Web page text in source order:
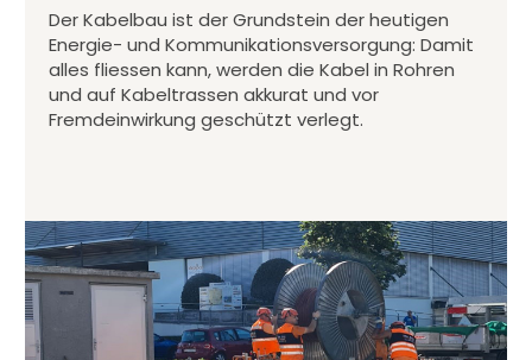
Der Kabelbau ist der Grundstein der heutigen
Energie- und Kommunikationsversorgung: Damit
alles fliessen kann, werden die Kabel in Rohren
und auf Kabeltrassen akkurat und vor
Fremdeinwirkung geschützt verlegt.